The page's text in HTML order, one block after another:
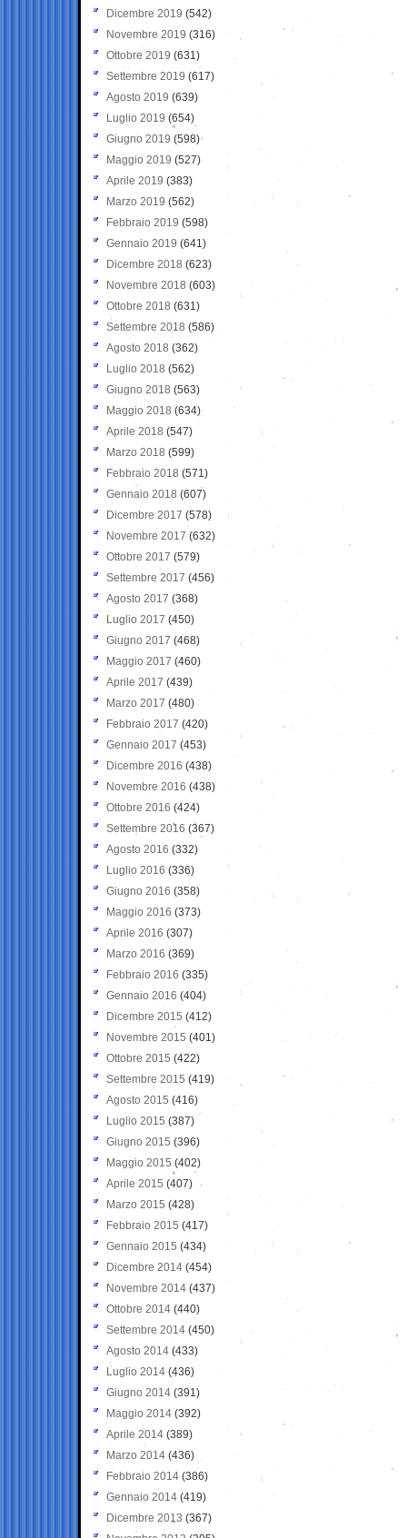
Dicembre 2019 (542)
Novembre 2019 (316)
Ottobre 2019 (631)
Settembre 2019 (617)
Agosto 2019 (639)
Luglio 2019 (654)
Giugno 2019 (598)
Maggio 2019 (527)
Aprile 2019 (383)
Marzo 2019 (562)
Febbraio 2019 (598)
Gennaio 2019 (641)
Dicembre 2018 (623)
Novembre 2018 (603)
Ottobre 2018 (631)
Settembre 2018 (586)
Agosto 2018 (362)
Luglio 2018 (562)
Giugno 2018 (563)
Maggio 2018 (634)
Aprile 2018 (547)
Marzo 2018 (599)
Febbraio 2018 (571)
Gennaio 2018 (607)
Dicembre 2017 (578)
Novembre 2017 (632)
Ottobre 2017 (579)
Settembre 2017 (456)
Agosto 2017 (368)
Luglio 2017 (450)
Giugno 2017 (468)
Maggio 2017 (460)
Aprile 2017 (439)
Marzo 2017 (480)
Febbraio 2017 (420)
Gennaio 2017 (453)
Dicembre 2016 (438)
Novembre 2016 (438)
Ottobre 2016 (424)
Settembre 2016 (367)
Agosto 2016 (332)
Luglio 2016 (336)
Giugno 2016 (358)
Maggio 2016 (373)
Aprile 2016 (307)
Marzo 2016 (369)
Febbraio 2016 (335)
Gennaio 2016 (404)
Dicembre 2015 (412)
Novembre 2015 (401)
Ottobre 2015 (422)
Settembre 2015 (419)
Agosto 2015 (416)
Luglio 2015 (387)
Giugno 2015 (396)
Maggio 2015 (402)
Aprile 2015 (407)
Marzo 2015 (428)
Febbraio 2015 (417)
Gennaio 2015 (434)
Dicembre 2014 (454)
Novembre 2014 (437)
Ottobre 2014 (440)
Settembre 2014 (450)
Agosto 2014 (433)
Luglio 2014 (436)
Giugno 2014 (391)
Maggio 2014 (392)
Aprile 2014 (389)
Marzo 2014 (436)
Febbraio 2014 (386)
Gennaio 2014 (419)
Dicembre 2013 (367)